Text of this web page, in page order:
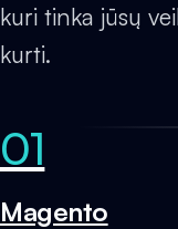
kuri tinka jūsų
kurti.
01
Magento